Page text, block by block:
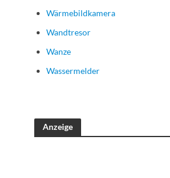
Wärmebildkamera
Wandtresor
Wanze
Wassermelder
Anzeige